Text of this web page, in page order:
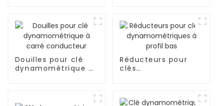
Douilles pour clé
dynamométrique à
Réducteurs pour
clés